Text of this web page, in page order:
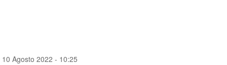
10 Agosto 2022 - 10:25